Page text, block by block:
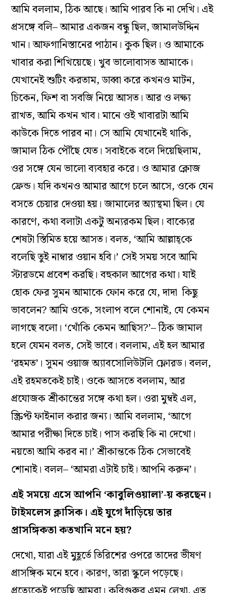
আমি বললাম, ঠিক আছে। আমি পারব কি না দেখি। এই
প্রসঙ্গে বলি– আমার একজন বন্ধু ছিল, জামালউদ্দিন
খান। আফগানিস্তানের পাঠান। কুক ছিল। ও আমাকে
খাবার করা শিখিয়েছে। খুব ভালোবাসত আমাকে।
যেখানেই শুটিং করতাম, ডাব্বা করে কখনও মাটন,
চিকেন, ফিশ বা সবজি নিয়ে আসত। আর ও লক্ষ‌্য
রাখত, আমি কখন খাব। মানে ওই খাবারটা আমি
কাউকে দিতে পারব না। সে আমি যেখানেই থাকি,
জামাল ঠিক পৌঁছে যেত। সবাইকে বলে দিয়েছিলাম,
ওর সঙ্গে যেন ভালো ব‌্যবহার করে। ও আমার ক্লোজ
ফ্রেন্ড। যদি কখনও আমার আগে চলে আসে, ওকে যেন
বসতে চেয়ার দেওয়া হয়। জামালের অ‌্যাস্থমা ছিল। যে
কারণে, কথা বলাটা একটু অন‌্যরকম ছিল। বাক্যের
শেষটা স্তিমিত হয়ে আসত। বলত, ‘আমি আল্লাহ্‌কে
বলেছি তুই নাম্বার ওয়ান হবি।’ সেই সময় সবে আমি
স্টারডমে প্রবেশ করছি। বহুকাল আগের কথা। যাই
হোক ফের সুমন আমাকে ফোন করে যে, দাদা কিছু
ভাবলেন? আমি ওকে, সংলাপ বলে শোনাই, যে কেমন
লাগছে বলো। ‘খোঁকি কেমন আছিস?’– ঠিক জামাল
হলে যেমন বলত, সেই ভাবে। বললাম, এই হল আমার
‘রহমত’। সুমন ওয়াজ অ‌্যাবসোলিউটলি ফ্লোরড। বলল,
এই রহমতকেই চাই। ওকে আসতে বললাম, আর
প্রযোজক শ্রীকান্তের সঙ্গে কথা হল। ওরা মুম্বই এল,
স্ক্রিপ্ট ফাইনাল করার জন‌্য। আমি বললাম, ‘আগে
আমার পরীক্ষা দিতে চাই। পাস করছি কি না দেখো।
নয়তো আমি করব না।’ শ্রীকান্তকে ঠিক সেভাবেই
শোনাই। বলল– ‘আমরা এটাই চাই। আপনি করুন’।
এই সময়ে এসে আপনি ‘কাবুলিওয়ালা’-য় করছেন।
টাইমলেস ক্লাসিক। এই যুগে দাঁড়িয়ে তার
প্রাসঙ্গিকতা কতখানি মনে হয়?
দেখো, যারা এই মুহূর্তে তিরিশের ওপরে তাদের ভীষণ
প্রাসঙ্গিক মনে হবে। কারণ, তারা স্কুলে পড়েছে।